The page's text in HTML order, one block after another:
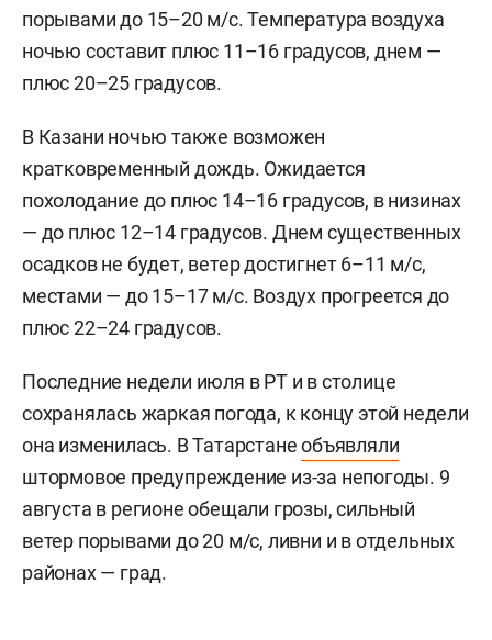
порывами до 15–20 м/с. Температура воздуха
ночью составит плюс 11–16 градусов, днем —
плюс 20–25 градусов.
В Казани ночью также возможен
кратковременный дождь. Ожидается
похолодание до плюс 14–16 градусов, в низинах
— до плюс 12–14 градусов. Днем существенных
осадков не будет, ветер достигнет 6–11 м/c,
местами — до 15–17 м/с. Воздух прогреется до
плюс 22–24 градусов.
Последние недели июля в РТ и в столице
сохранялась жаркая погода, к концу этой недели
она изменилась. В Татарстанеобъявляли
штормовое предупреждение из-за непогоды. 9
августа в регионе обещали грозы, сильный
ветер порывами до 20 м/с, ливни и в отдельных
районах — град.